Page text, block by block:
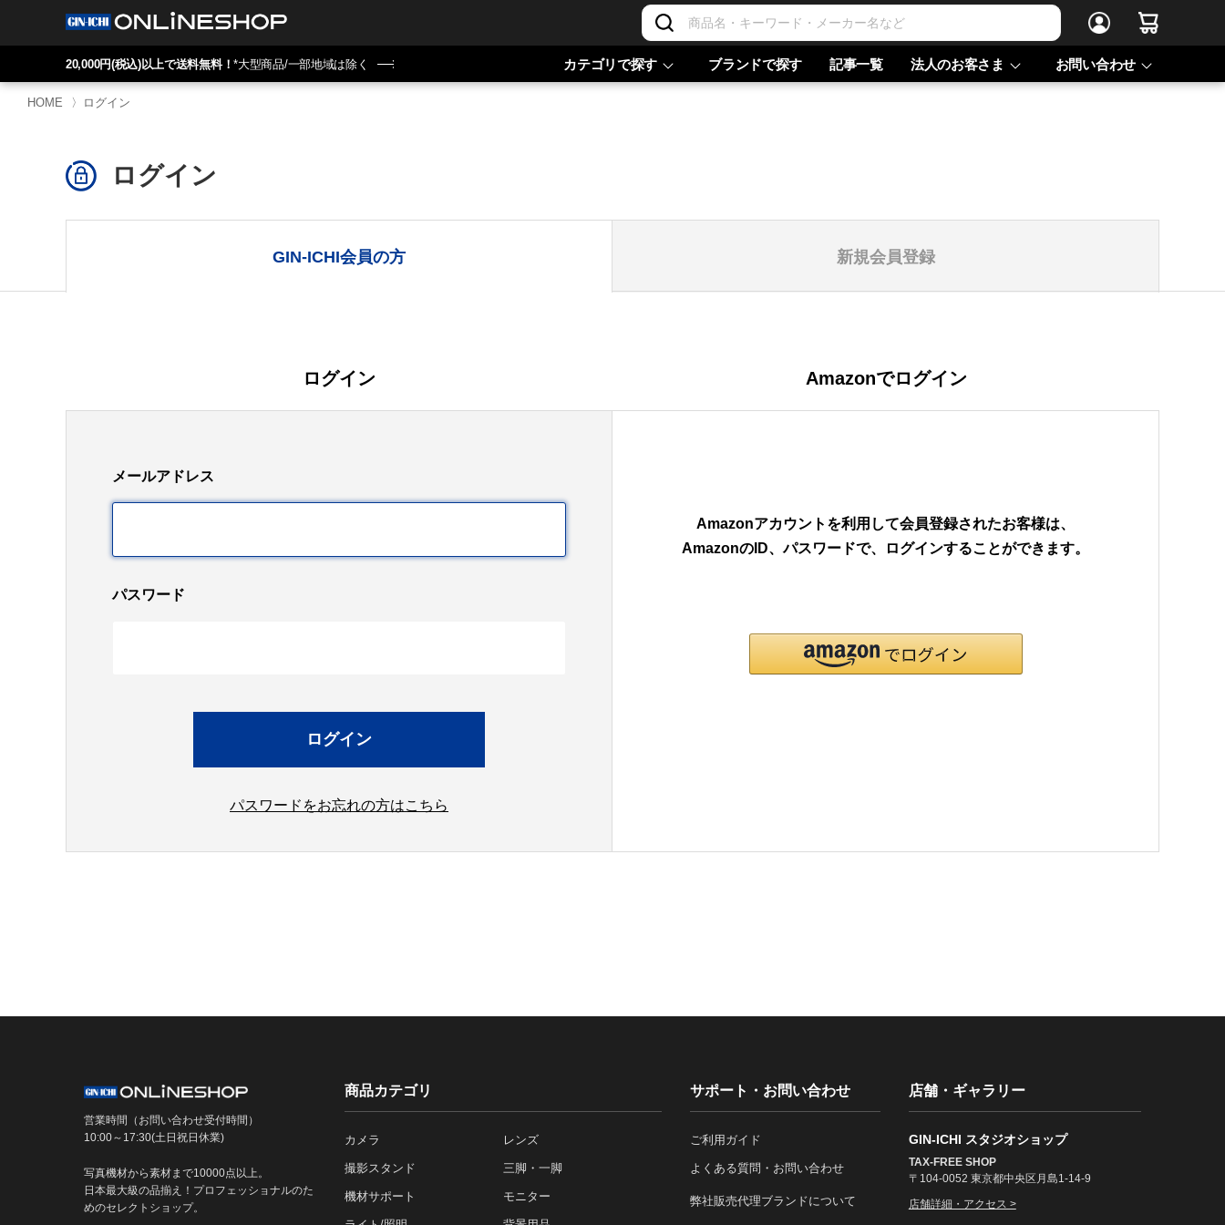
20,000円(税込)以上で送料無料！*大型商品/一部地域は除く カテゴリで探す ブランドで探す 記事一覧 法人のお客さま お問い合わせ
HOME 〉 ログイン
ログイン
GIN-ICHI会員の方 新規会員登録
ログイン
メールアドレス
パスワード
パスワードをお忘れの方はこちら
Amazonでログイン
Amazonアカウントを利用して会員登録されたお客様は、
AmazonのID、パスワードで、ログインすることができます。
営業時間（お問い合わせ受付時間）
10:00～17:30(土日祝日休業)
写真機材から素材まで10000点以上。
日本最大級の品揃え！プロフェッショナルのた
めのセレクトショップ。
商品カテゴリ
カメラ レンズ
撮影スタンド 三脚・一脚
機材サポート モニター
サポート・お問い合わせ
ご利用ガイド
よくある質問・お問い合わせ
弊社販売代理ブランドについて
店舗・ギャラリー
GIN-ICHI スタジオショップ
TAX-FREE SHOP
〒104-0052 東京都中央区月島1-14-9
店舗詳細・アクセス >